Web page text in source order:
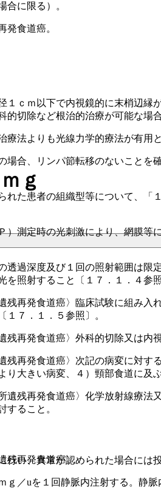
に限る）。
食道癌。
ｃｍ以下で内視鏡的に末梢辺縁
切除など根治的治療が可能な場
法よりも光線力学的療法が有用
合、リンパ節転移のないこと
た患者の組織型等について、
測定時の光刺激により、網膜等
過深度及び１回の照射範囲は限
照射すること〔１７．１．４参照
再発食道癌〉臨床試験に組み入
７．１．５参照〕。
再発食道癌〉外科的切除又は内
再発食道癌〉次記の病変に対す
大きい病変、４）頸部食道に及ぶ
残再発食道癌〉化学放射線療法
すること。
い、異常が認められた場合には
ｇ
残再発食道癌〉
／uを１回静脈内注射する。静